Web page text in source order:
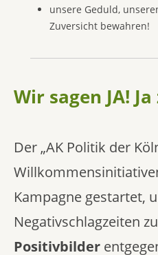
unsere Geduld,
Zuversicht bewahren!
Wir sagen JA!
Der „AK Politik der
Kampagne gestartet,
Negativschlagzeiten
Positivbilder